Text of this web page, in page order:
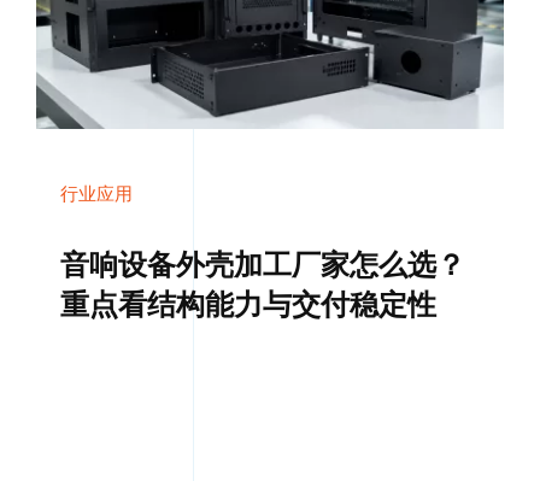
行业应用
音响设备外壳加工厂家怎么选？
重点看结构能力与交付稳定性